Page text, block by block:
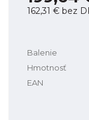
162,31 € bez
Balenie
Hmotnosť
EAN